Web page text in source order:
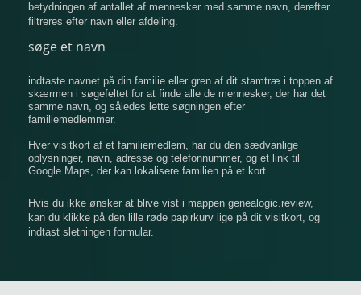
betydningen af ​​antallet af mennesker med samme navn, derefter
filtreres efter navn eller afdeling.
søge et navn
indtaste navnet på din familie eller gren af ​​dit stamtræ i toppen af
​​skærmen i søgefeltet for at finde alle de mennesker, der har det
samme navn, og således lette søgningen efter
familiemedlemmer.
Hver visitkort af et familiemedlem, har du den sædvanlige
oplysninger, navn, adresse og telefonnummer, og et link til
Google Maps, der kan lokalisere familien på et kort.
Hvis du ikke ønsker at blive vist i mappen genealogic.review,
kan du klikke på den lille røde papirkurv lige på dit visitkort, og
indtast sletningen formular.